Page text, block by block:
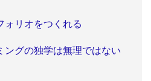
ォリオをつくれる
ングの独学は無理ではない